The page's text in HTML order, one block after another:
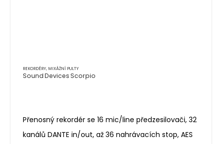
REKORDÉRY, MIXÁŽNÍ PULTY
Sound Devices Scorpio
Přenosný rekordér se 16 mic/line předzesilovači, 32
kanálů DANTE in/out, až 36 nahrávacích stop, AES